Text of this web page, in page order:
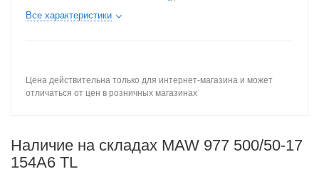
Все характеристики
Цена действительна только для интернет-магазина и может
отличаться от цен в розничных магазинах
Наличие на складах MAW 977 500/50-17
154A6 TL